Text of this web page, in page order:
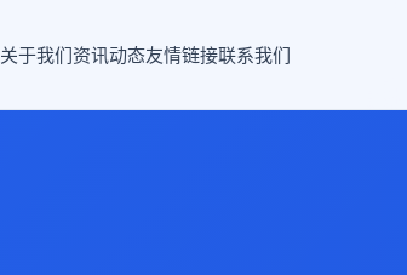
关于我们资讯动态友情链接联系我们